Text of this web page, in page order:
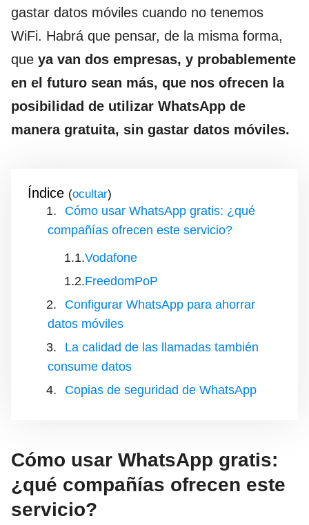
gastar datos móviles cuando no tenemos
WiFi. Habrá que pensar, de la misma forma,
que ya van dos empresas, y probablemente
en el futuro sean más, que nos ofrecen la
posibilidad de utilizar WhatsApp de
manera gratuita, sin gastar datos móviles.
Índice ( )
Cómo usar WhatsApp gratis: ¿qué
compañías ofrecen este servicio?
Vodafone
FreedomPoP
Configurar WhatsApp para ahorrar
datos móviles
La calidad de las llamadas también
consume datos
Copias de seguridad de WhatsApp
Cómo usar WhatsApp gratis:
¿qué compañías ofrecen este
servicio?